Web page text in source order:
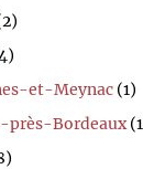
et-Meynac (1)
près-Bordeaux